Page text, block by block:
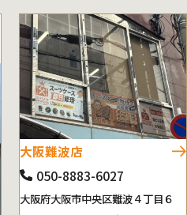
大阪難波店
050-8883-6027
大阪府大阪市中央区難波４丁目６